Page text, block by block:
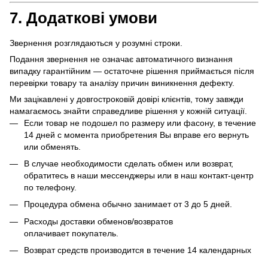
7. Додаткові умови
Звернення розглядаються у розумні строки.
Подання звернення не означає автоматичного визнання
випадку гарантійним — остаточне рішення приймається після
перевірки товару та аналізу причин виникнення дефекту.
Ми зацікавлені у довгостроковій довірі клієнтів, тому завжди
намагаємось знайти справедливе рішення у кожній ситуації.
Если товар не подошел по размеру или фасону, в течение
14 дней с момента приобретения Вы вправе его вернуть
или обменять.
В случае необходимости сделать обмен или возврат,
обратитесь в наши мессенджеры или в наш контакт-центр
по телефону.
Процедура обмена обычно занимает от 3 до 5 дней.
Расходы доставки обменов/возвратов
оплачивает покупатель.
Возврат средств производится в течение 14 календарных